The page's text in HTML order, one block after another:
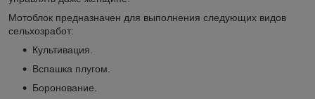
Мотоблок предназначен для выполнения следующих видов
сельхозработ:
Культивация.
Вспашка плугом.
Боронование.